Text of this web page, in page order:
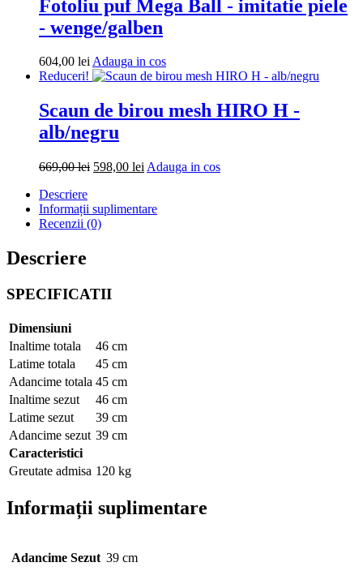
Fotoliu puf Mega Ball - imitatie piele
- wenge/galben
604,00 leiAdauga in cosAdauga
in
Reduceri!
Scaun de birou mesh HIRO H -
alb/negru
669,00lei Prețul
fost:
669,00 lei.
598,00 lei Prețul
598,00 lei.
Adauga in cosAdauga
Descriere
Informații suplimentare
Recenzii (0)
Descriere
SPECIFICATII
Dimensiuni
Inaltime totala
46 cm
Latime totala
45 cm
Adancime totala 45 cm
Inaltime sezut
46 cm
Latime sezut
39 cm
Adancime sezut 39 cm
Caracteristici
Greutate admisa 120 kg
Informații suplimentare
Adancime Sezut 39 cm